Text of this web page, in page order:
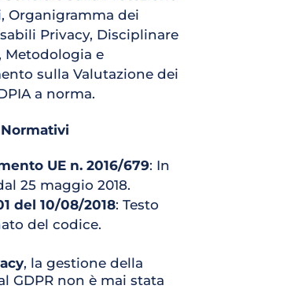
Organigramma dei
Privacy, Disciplinare
Metodologia e
sulla Valutazione dei
a norma.
UE n. 2016/679: In
25 maggio 2018.
del 10/08/2018: Testo
del codice.
, la gestione della
GDPR non è mai stata